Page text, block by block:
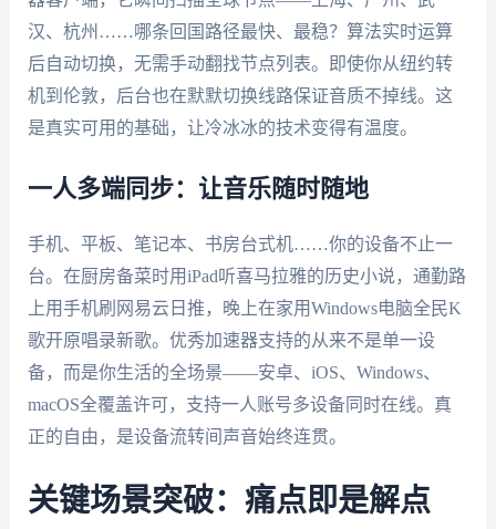
汉、杭州……哪条回国路径最快、最稳？算法实时运算
后自动切换，无需手动翻找节点列表。即使你从纽约转
机到伦敦，后台也在默默切换线路保证音质不掉线。这
是真实可用的基础，让冷冰冰的技术变得有温度。
一人多端同步：让音乐随时随地
手机、平板、笔记本、书房台式机……你的设备不止一
台。在厨房备菜时用iPad听喜马拉雅的历史小说，通勤路
上用手机刷网易云日推，晚上在家用Windows电脑全民K
歌开原唱录新歌。优秀加速器支持的从来不是单一设
备，而是你生活的全场景——安卓、iOS、Windows、
macOS全覆盖许可，支持一人账号多设备同时在线。真
正的自由，是设备流转间声音始终连贯。
关键场景突破：痛点即是解点